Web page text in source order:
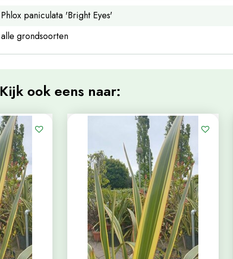
Phlox paniculata 'Bright Eyes'
alle grondsoorten
Kijk ook eens naar: